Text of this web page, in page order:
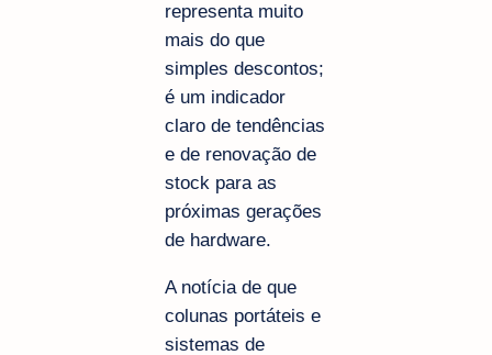
representa muito
mais do que
simples descontos;
é um indicador
claro de tendências
e de renovação de
stock para as
próximas gerações
de hardware.
A notícia de que
colunas portáteis e
sistemas de